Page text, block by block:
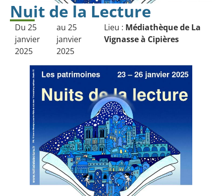
Nuit de la Lecture
Du 25
janvier
2025
au 25
janvier
2025
Lieu : Médiathèque de La
Vignasse à Cipières